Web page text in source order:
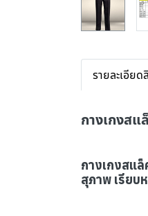
รายละเอียด
กางเกงส
กางเกงสแ
สุภาพ เรียบ